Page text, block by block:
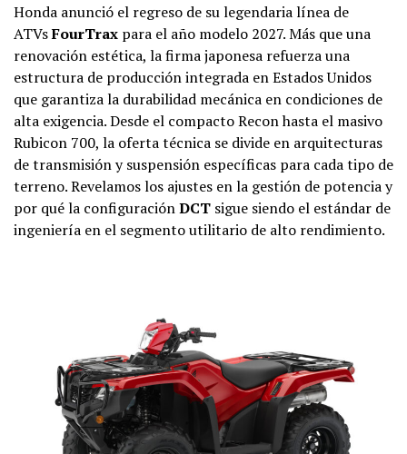
Honda anunció el regreso de su legendaria línea de
ATVsFourTrax para el año modelo 2027. Más que una
renovación estética, la firma japonesa refuerza una
estructura de producción integrada en Estados Unidos
que garantiza la durabilidad mecánica en condiciones de
alta exigencia. Desde el compacto Recon hasta el masivo
Rubicon 700, la oferta técnica se divide en arquitecturas
de transmisión y suspensión específicas para cada tipo de
terreno. Revelamos los ajustes en la gestión de potencia y
por qué la configuraciónDCT sigue siendo el estándar de
ingeniería en el segmento utilitario de alto rendimiento.